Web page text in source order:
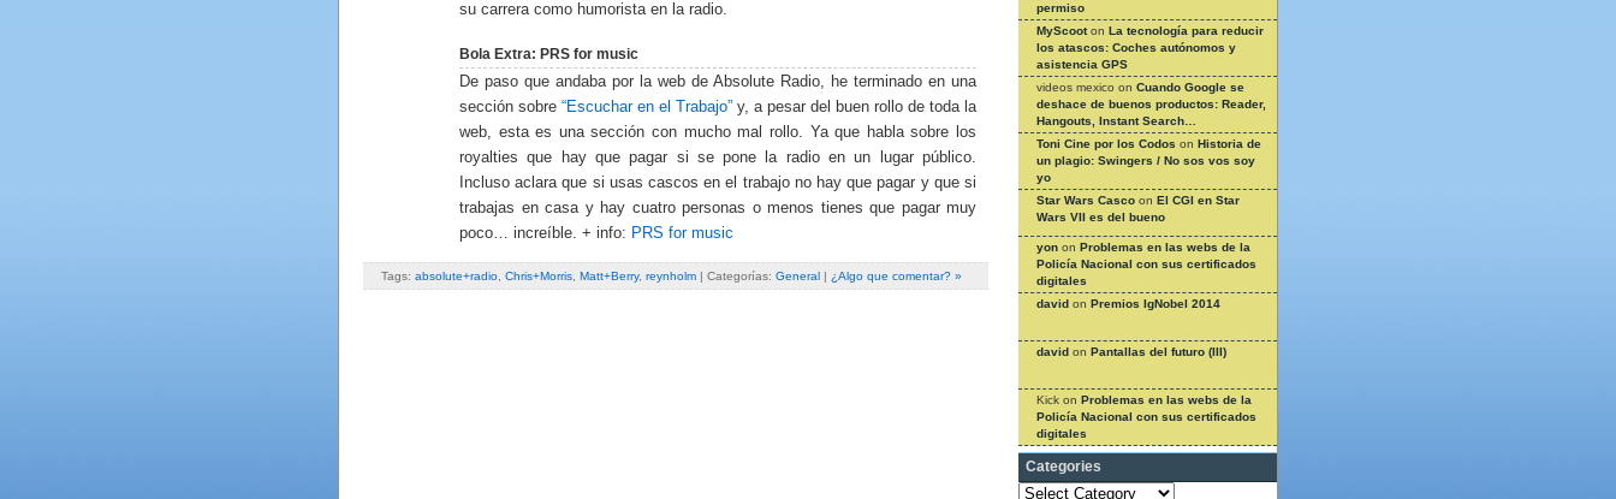
su carrera como humorista en la radio.
Bola Extra: PRS for music
De paso que andaba por la web de Absolute Radio, he terminado en una
sección sobre “Escuchar en el Trabajo” y, a pesar del buen rollo de toda la
web, esta es una sección con mucho mal rollo. Ya que habla sobre los
royalties que hay que pagar si se pone la radio en un lugar público.
Incluso aclara que si usas cascos en el trabajo no hay que pagar y que si
trabajas en casa y hay cuatro personas o menos tienes que pagar muy
poco… increíble. + info: PRS for music
Tags: absolute+radio Chris+Morris Matt+Berry, reynholm | Categorías: General | ¿Algo que comentar? »
permiso
MyScooton La tecnología para reducir
los atascos: Coches autónomos y
asistencia GPS
videos mexico on Cuando Google se
deshace de buenos productos: Reader,
Hangouts, Instant Search…
Toni Cine por los Codos on Historia de
un plagio: Swingers / No sos vos soy
yo
Star Wars Casco on El CGI en Star
Wars VII es del bueno
yon on Problemas en las webs de la
Policía Nacional con sus certificados
digitales
david on Premios IgNobel 2014
david on Pantallas del futuro (III)
Kick on Problemas en las webs de la
Policía Nacional con sus certificados
digitales
Categories
Categories